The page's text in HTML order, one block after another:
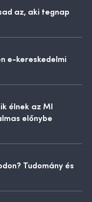
az, aki tegnap
e-kereskedelmi
élnek az MI
előnybe
Tudomány és